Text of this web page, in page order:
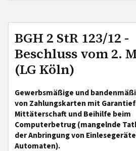
BGH 2 StR 123/12 -
Beschluss vom 2.
(LG Köln)
Gewerbsmäßige und
von Zahlungskarten mit
Mittäterschaft und Beihilfe beim
Computerbetrug (mangelnde
der Anbringung von
Automaten).